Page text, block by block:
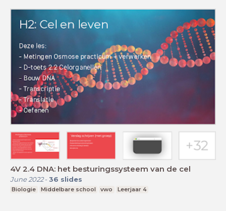
4V 2.4 DNA: het besturingssysteem van de cel
June 2022- 36 slides
Biologie Middelbare school vwo Leerjaar 4